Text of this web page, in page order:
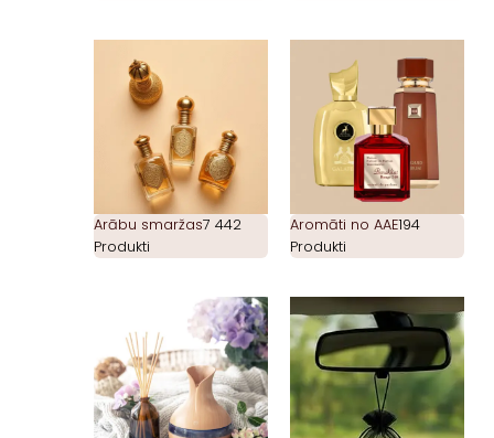
Arābu smaržas7 442
Produkti
Aromāti no AAE194
Produkti